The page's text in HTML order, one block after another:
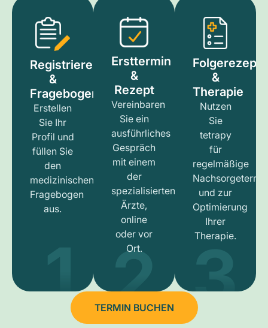
Registrieren
&
Fragebogen
Erstellen
Sie Ihr
Profil und
füllen Sie
den
medizinischen
Fragebogen
aus.
1
Ersttermin
&
Rezept
Vereinbaren
Sie ein
ausführliches
Gespräch
mit einem
der
spezialisierten
Ärzte,
online
oder vor
Ort.
2
Folgerezept
&
Therapie
Nutzen
Sie
tetrapy
für
regelmäßige
und zur
Optimierung
Ihrer
Therapie.
3
TERMIN BUCHEN